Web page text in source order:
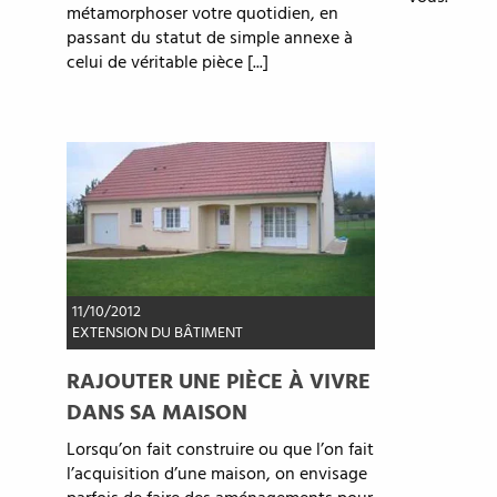
métamorphoser votre quotidien, en
passant du statut de simple annexe à
celui de véritable pièce [...]
11/10/2012
EXTENSION DU BÂTIMENT
RAJOUTER UNE PIÈCE À VIVRE
DANS SA MAISON
Lorsqu’on fait construire ou que l’on fait
l’acquisition d’une maison, on envisage